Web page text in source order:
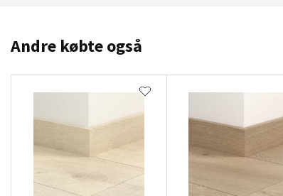
Andre købte også